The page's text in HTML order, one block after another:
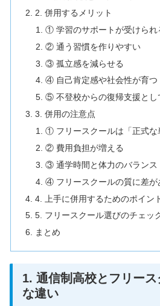
2. 併用するメリット
① 学習のサポートが受けられ
② 通う習慣を作りやすい
③ 孤立感を減らせる
④ 自己肯定感や社会性が育つ
⑤ 不登校からの復帰支援とし
3. 併用の注意点
① フリースクールは「正式な
② 費用負担が増える
③ 通学時間と体力のバランス
④ フリースクールの質に差が
4. 上手に併用するためのポイン
5. フリースクール選びのチェッ
まとめ
1. 通信制高校とフリー
な違い